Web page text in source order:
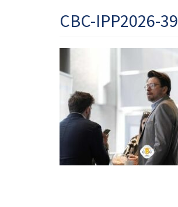
CBC-IPP2026-39